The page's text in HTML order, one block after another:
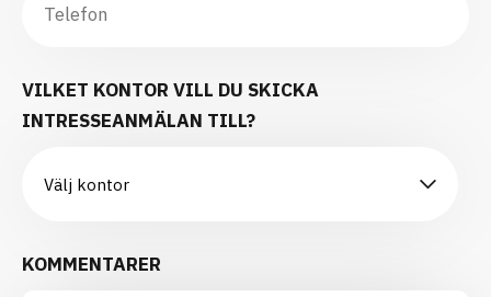
VILKET KONTOR VILL DU SKICKA
INTRESSEANMÄLAN TILL?
KOMMENTARER